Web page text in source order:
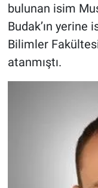
bulunan isim
Budak’ın
Bilimler
atanmıştı.